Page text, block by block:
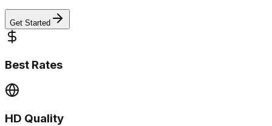
Get Started
Best Rates
HD Quality